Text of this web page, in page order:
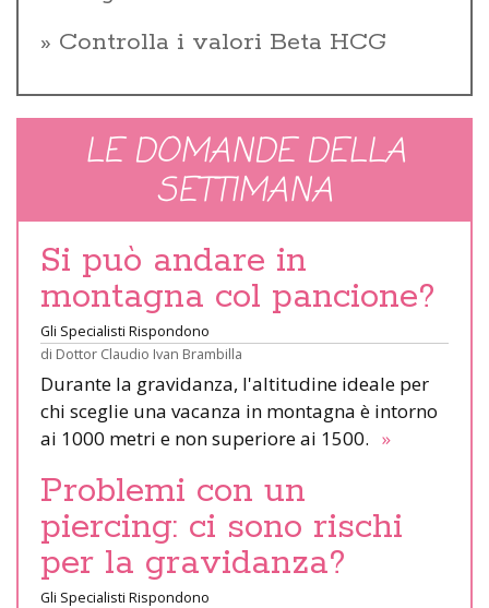
Controlla i valori Beta HCG
LE DOMANDE DELLA
SETTIMANA
Si può andare in
montagna col pancione?
Gli Specialisti Rispondono
di Dottor Claudio Ivan Brambilla
Durante la gravidanza, l'altitudine ideale per
chi sceglie una vacanza in montagna è intorno
ai 1000 metri e non superiore ai 1500. »
Problemi con un
piercing: ci sono rischi
per la gravidanza?
Gli Specialisti Rispondono